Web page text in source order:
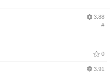
3.88
#
0
3.91